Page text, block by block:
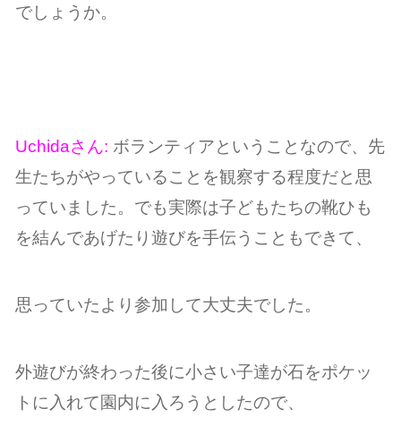
でしょうか。
Uchidaさん: ボランティアということなので、先
生たちがやっていることを観察する程度だと思
っていました。でも実際は子どもたちの靴ひも
を結んであげたり遊びを手伝うこともできて、
思っていたより参加して大丈夫でした。
外遊びが終わった後に小さい子達が石をポケッ
トに入れて園内に入ろうとしたので、